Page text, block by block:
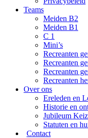
Teams
Meiden B2
Meiden B1
C 1
Mini’s
Recreanten
Recreanten
Recreanten
Recreanten
Over ons
Ereleden en
Historie en
Jubileum
Statuten en
Contact